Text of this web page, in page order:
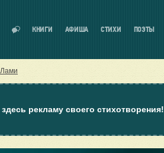
КНИГИ АФИША СТИХИ ПОЭТЫ
здесь рекламу своего стихотворения!